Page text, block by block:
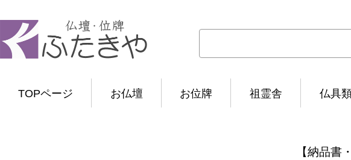
TOPページ お仏壇 お位牌 祖霊舎 仏具
【納品書